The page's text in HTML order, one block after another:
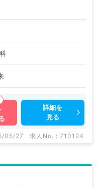
詳細を
見る
05/27 求人No. : 710124